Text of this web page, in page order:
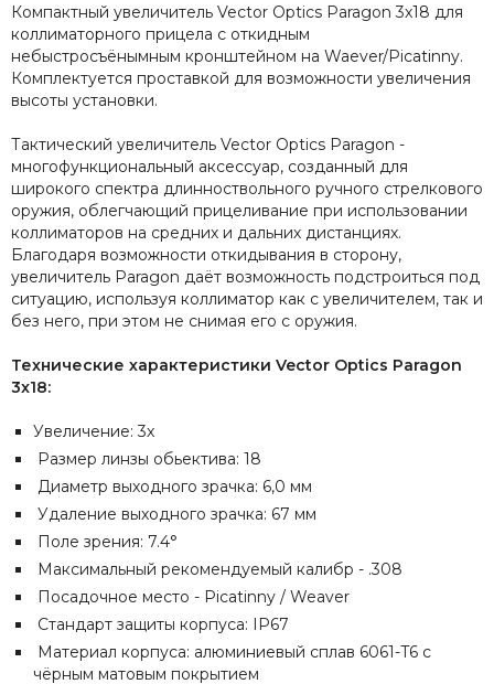
Компактный увеличитель Vector Optics Paragon 3x18 для
коллиматорного прицела с откидным
небыстросъёнымным кронштейном на Waever/Picatinny.
Комплектуется проставкой для возможности увеличения
высоты установки.
Тактический увеличитель Vector Optics Paragon -
многофункциональный аксессуар, созданный для
широкого спектра длинноствольного ручного стрелкового
оружия, облегчающий прицеливание при использовании
коллиматоров на средних и дальних дистанциях.
Благодаря возможности откидывания в сторону,
увеличитель Paragon даёт возможность подстроиться под
ситуацию, используя коллиматор как с увеличителем, так и
без него, при этом не снимая его с оружия.
Технические характеристики Vector Optics Paragon
3x18:
Увеличение: 3x
Размер линзы обьектива: 18
Диаметр выходного зрачка: 6,0 мм
Удаление выходного зрачка: 67 мм
Поле зрения: 7.4°
Максимальный рекомендуемый калибр - .308
Посадочное место - Picatinny / Weaver
Стандарт защиты корпуса: IP67
Материал корпуса: алюминиевый сплав 6061-T6 с
чёрным матовым покрытием